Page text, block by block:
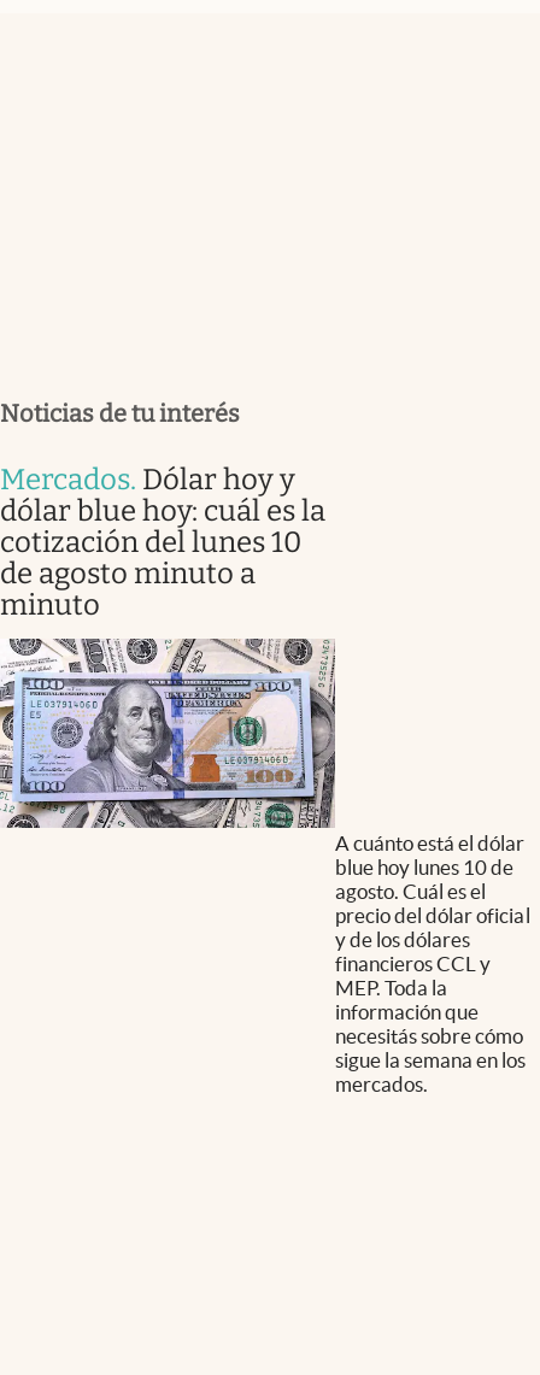
Noticias de tu interés
Mercados. Dólar hoy y
dólar blue hoy: cuál es la
cotización del lunes 10
de agosto minuto a
minuto
A cuánto está el dólar
blue hoy lunes 10 de
agosto. Cuál es el
precio del dólar oficial
y de los dólares
financieros CCL y
MEP. Toda la
información que
necesitás sobre cómo
sigue la semana en los
mercados.